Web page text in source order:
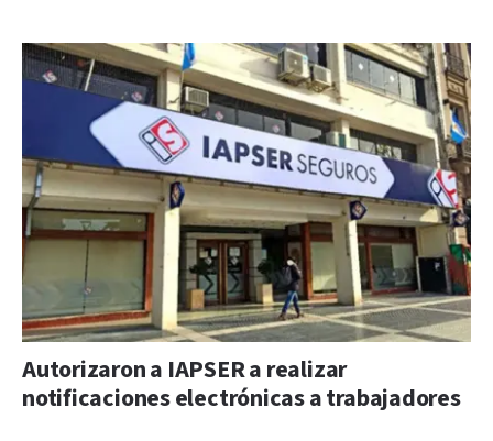
Autorizaron a IAPSER a realizar
notificaciones electrónicas a trabajadores